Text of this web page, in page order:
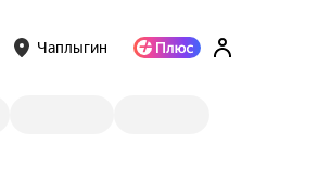
Чаплыгин